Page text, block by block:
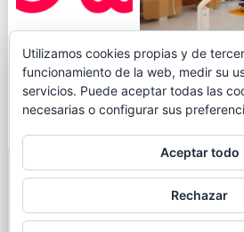
JUEGA AL
CANICÓDROMO
DIGITAL DE
OPENBANK
ING TOCA SUELO
LA RENTABILIDAD
DE SU CUENTA
NARANJA: 0,01%
© 2026
CONTACTA
MAPA DE LA
Utilizamos cookies propias y de
funcionamiento de la web, medir su
servicios. Puede aceptar todas las
necesarias o configurar sus
Aceptar todo
Rechazar